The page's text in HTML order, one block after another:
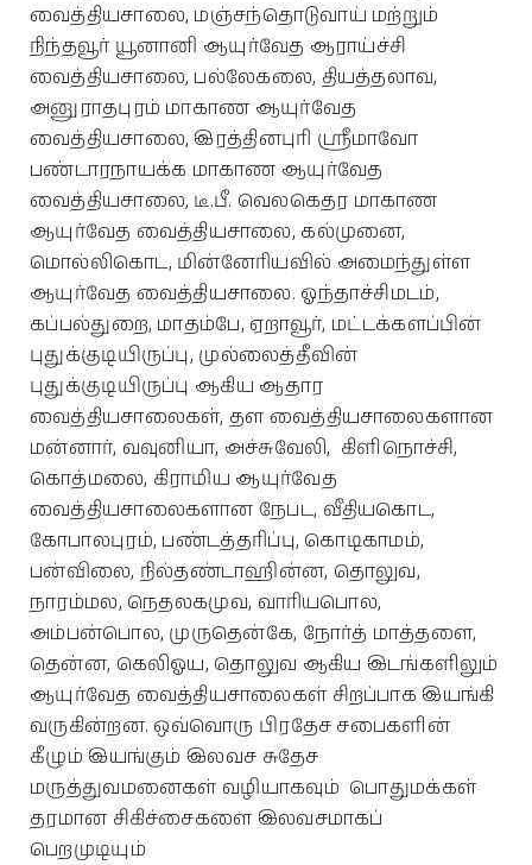
வைத்தியசாலை, மஞ்சந்தொடுவாய் மற்றும்
நிந்தவூர் யூனானி ஆயுர்வேத ஆராய்ச்சி
வைத்தியசாலை, பல்லேகலை, தியத்தலாவ,
அனுராதபுரம் மாகாண ஆயுர்வேத
வைத்தியசாலை, இரத்தினபுரி ஸ்ரீமாவோ
பண்டாரநாயக்க மாகாண ஆயுர்வேத
வைத்தியசாலை, டீ.பீ. வெலகெதர மாகாண
ஆயுர்வேத வைத்தியசாலை, கல்முனை,
மொல்லிகொட, மின்னேரியவில் அமைந்துள்ள
ஆயுர்வேத வைத்தியசாலை. ஓந்தாச்சிமடம்,
கப்பல்துறை, மாதம்பே, ஏறாவூர், மட்டக்களப்பின்
புதுக்குடியிருப்பு, முல்லைத்தீவின்
புதுக்குடியிருப்பு ஆகிய ஆதார
வைத்தியசாலைகள், தள வைத்தியசாலைகளான
மன்னார், வவுனியா, அச்சுவேலி, கிளிநொச்சி,
கொத்மலை, கிராமிய ஆயுர்வேத
வைத்தியசாலைகளான நேபட, வீதியகொட,
கோபாலபுரம், பண்டத்தரிப்பு, கொடிகாமம்,
பன்விலை, நில்தண்டாஹின்ன, தொலுவ,
நாரம்மல, நெதலகமுவ, வாரியபொல,
அம்பன்பொல, முருதென்கே, நோர்த் மாத்தளை,
தென்ன, கெலிஓய, தொலுவ ஆகிய இடங்களிலும்
ஆயுர்வேத வைத்தியசாலைகள் சிறப்பாக இயங்கி
வருகின்றன. ஒவ்வொரு பிரதேச சபைகளின்
கீழும் இயங்கும் இலவச சுதேச
மருத்துவமனைகள் வழியாகவும் பொதுமக்கள்
தரமான சிகிச்சைகளை இலவசமாகப்
பெறமுடியும்